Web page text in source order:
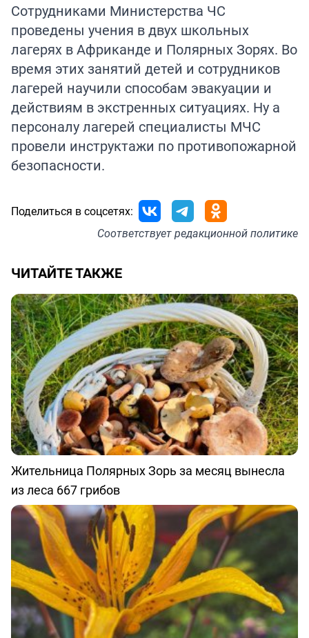
Сотрудниками Министерства ЧС
проведены учения в двух школьных
лагерях в Африканде и Полярных Зорях. Во
время этих занятий детей и сотрудников
лагерей научили способам эвакуации и
действиям в экстренных ситуациях. Ну а
персоналу лагерей специалисты МЧС
провели инструктажи по противопожарной
безопасности.
Поделиться в соцсетях:
Соответствуетредакционной политике
ЧИТАЙТЕ ТАКЖЕ
Жительница Полярных Зорь за месяц вынесла
из леса 667 грибов